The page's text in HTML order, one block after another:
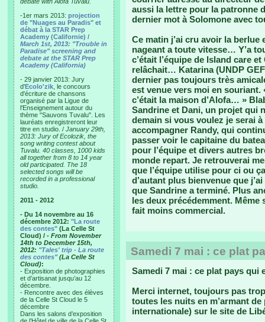
-1er mars 2013: projection
de "Nuages au Paradis" et
débat à la STAR Prep
Academy (Californie) /
March 1st, 2013: "Trouble in
Paradise" screening and
debate at the STAR Prep
Academy (California)
- 29 janvier 2013: Jury
d'Ecolo'zik , le concours
d'écriture de chansons
organisé par la Ligue de
l'Enseignement autour du
thème "Sauvons Tuvalu". Les
lauréats enregistreront leur
titre en studio. / January 29th,
2013: Jury of Ecolozik, the
song writing contest about
Tuvalu. 40 classes, 1000 kids
all together from 8 to 14 year
old participated. The 18
selected songs will be
recorded in a professional
studio.
2011 - 2012
- Du 14 novembre au 16
décembre 2012: "La route
des contes" (La Celle St
Cloud) / - From November
14th to December 15th,
2012: "Tales' trip - La route
des contes"(La Celle St
Cloud):
- Exposition de photographies
et d’artisanat jusqu’au 12
décembre.
- Rencontre avec des élèves
de la Celle St Cloud le 5
décembre
Dans les salons d’exposition
aussi la lettre pour la patronne
dernier mot à Solomone avec
Ce matin j’ai cru avoir la
nageant a toute vitesse… Y’a
c’était l’équipe de Island care
relâchait… Katarina (UNDP
dernier pas toujours très
est venue vers moi en souriant.
c’était la maison d’Alofa… »
Sandrine et Dani, un projet qui
demain si vous voulez je serai
accompagner Randy, qui
passer voir le capitaine du
pour l’équipe et divers autres
monde repart. Je retrouverai
que l’équipe utilise pour ci ou
d’autant plus bienvenue que
que Sandrine a terminé. Plus
les deux précédemment. Même
fait moins commercial.
Samedi 7 mai : ce plat
Samedi 7 mai : ce plat pays qui
Merci internet, toujours pas
toutes les nuits en m’armant
internationale) sur le site de